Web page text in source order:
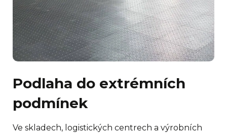
Podlaha do extrémních
podmínek
Ve skladech, logistických centrech a výrobních